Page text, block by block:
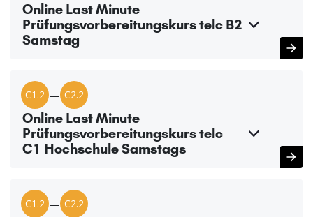
Online Last Minute
Prüfungsvorbereitungskurs telc B2
Samstag
C1.2 — C2.2
Online Last Minute
Prüfungsvorbereitungskurs telc
C1 Hochschule Samstags
C1.2 — C2.2